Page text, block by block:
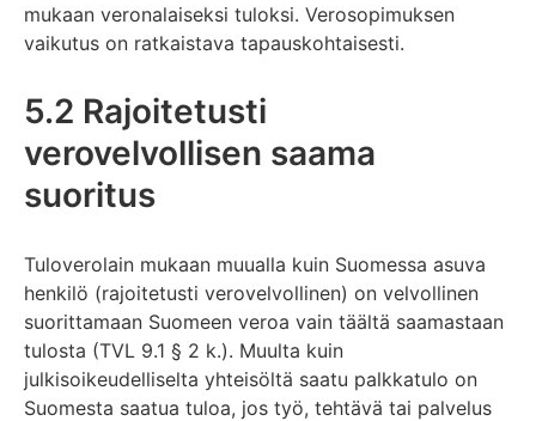
mukaan veronalaiseksi tuloksi. Verosopimuksen
vaikutus on ratkaistava tapauskohtaisesti.
5.2 Rajoitetusti
verovelvollisen saama
suoritus
Tuloverolain mukaan muualla kuin Suomessa asuva
henkilö (rajoitetusti verovelvollinen) on velvollinen
suorittamaan Suomeen veroa vain täältä saamastaan
tulosta (TVL 9.1 § 2 k.). Muulta kuin
julkisoikeudelliselta yhteisöltä saatu palkkatulo on
Suomesta saatua tuloa, jos työ, tehtävä tai palvelus